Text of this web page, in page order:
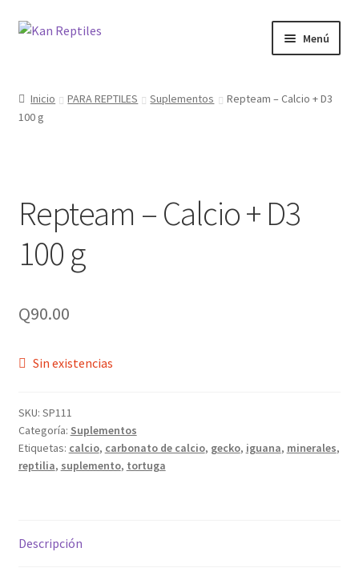
Ir
Ir
Menú
Tienda
Inicio PARA REPTILES Suplementos
Repteam – Calcio + D3
100 g
Repteam – Calcio + D3
100 g
Q90.00
Sin existencias
SKU: SP111
Categoría: Suplementos
Etiquetas: calcio, carbonato de calcio, gecko, iguana, minerales,
reptilia, suplemento, tortuga
Descripción